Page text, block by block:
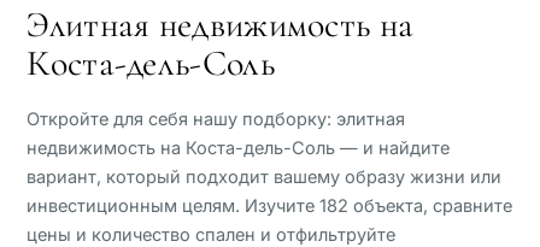
Вид на море
Панорамный вид
Вид на поле для гольфа
Элитная недвижимость на
Коста-дель-Соль
Откройте для себя нашу подборку: элитная
недвижимость на Коста-дель-Соль — и найдите
вариант, который подходит вашему образу жизни или
инвестиционным целям. Изучите 182 объекта, сравните
цены и количество спален и отфильтруйте